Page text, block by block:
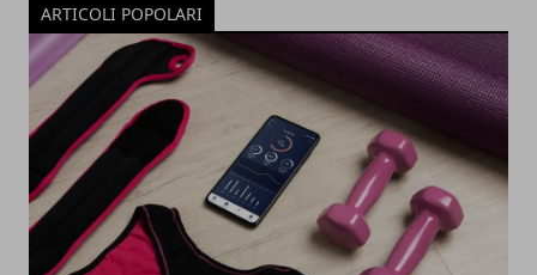
ARTICOLI POPOLARI